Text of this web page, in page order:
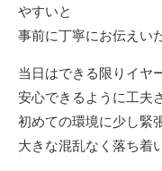
やすいと
事前に丁寧にお伝えい
当日はできる限りイヤ
安心できるように工夫
初めての環境に少し緊
大きな混乱なく落ち着